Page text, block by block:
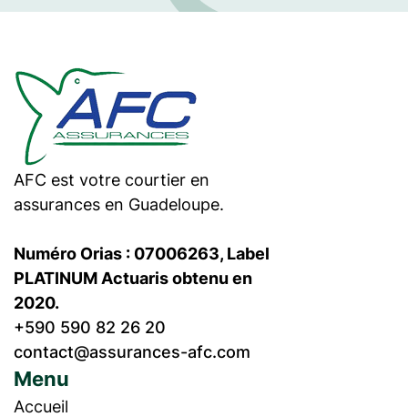
AFC est votre courtier en
assurances en Guadeloupe.
Numéro Orias : 07006263, Label
PLATINUM Actuaris obtenu en
2020.
+590 590 82 26 20
contact@assurances-afc.com
Menu
Accueil